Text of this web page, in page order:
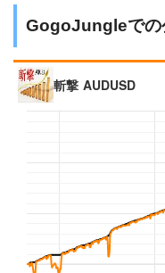
GogoJungleでの